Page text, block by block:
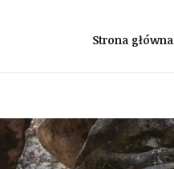
Strona główna